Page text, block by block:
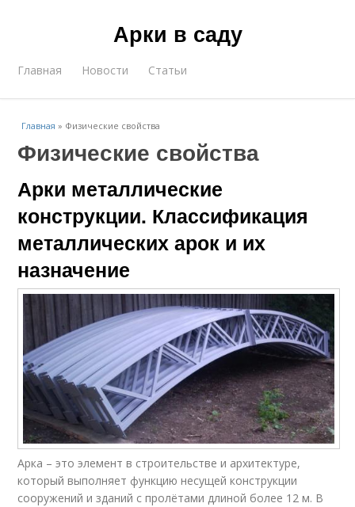
Арки в саду
Главная Новости Статьи
Главная » Физические свойства
Физические свойства
Арки металлические
конструкции. Классификация
металлических арок и их
назначение
Арка – это элемент в строительстве и архитектуре,
который выполняет функцию несущей конструкции
сооружений и зданий с пролётами длиной более 12 м. В